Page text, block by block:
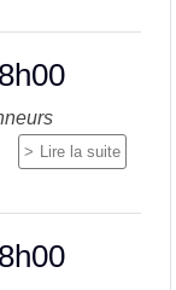
Lire la suite